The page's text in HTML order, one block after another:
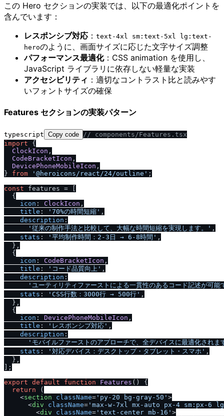
この Hero セクションの実装では、以下の最適化ポイントを
含んでいます：
レスポンシブ対応 ： text-4xl sm:text-5xl lg:text-
heroのように、画面サイズに応じた文字サイズ調整
パフォーマンス最適化：CSS animation を使用し、
JavaScript ライブラリに依存しない軽量な実装
アクセシビリティ ：適切なコントラスト比と読みやす
いフォントサイズの確保
Features セクションの実装パターン
typescript Copy code / / components /Features.tsx
import {
ClockIcon ,
CodeBracketIcon ,
DevicePhoneMobileIcon ,
} from '@heroicons / react /24/outline' ;
const features = [
  {
icon : ClockIcon ,
title : '70%の時間短縮' ,
description :
'従来の制作手法と比較して、大幅な時間短縮を実現します。' ,
stats : '平均制作時間：2-3日 → 6-8時間' ,
  },
  {
icon : CodeBracketIcon ,
title : 'コード品質向上' ,
description :
'ユーティリティファーストによる一貫性のあるコード記述が可
stats : 'CSS行数：3000行 → 500行' ,
  },
  {
icon : DevicePhoneMobileIcon ,
title : 'レスポンシブ対応' ,
description :
'モバイルファーストのアプローチで、全デバイスに最適化され
stats : '対応デバイス：デスクトップ・タブレット・スマホ' ,
  },
];
export default function Features ( ) {
return (
<section className= 'py-20 bg-gray-50' >
<div className= 'max-w-7xl mx-auto px-4 sm:px-6
<div className= 'text-center mb-16' >